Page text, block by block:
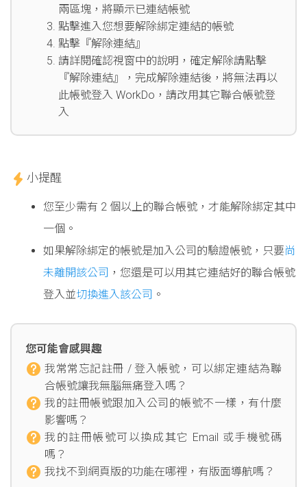
兩區塊，將顯示已連結帳號
點擊進入您想要解除綁定連結的帳號
點擊『解除連結』
請詳閱確認視窗中的說明，確定解除請點擊
『解除連結』，完成解除連結後，將無法再以
此帳號登入 WorkDo，請改用其它聯合帳號登
入
小提醒
您至少需有 2 個以上的聯合帳號，才能解除綁定其中
一個。
如果解除綁定的帳號是加入公司的驗證帳號，只要尚
未離開該公司 ，您還是可以用其它連結好的聯合帳號
登入並切換進入該公司 。
您可能會感興趣
我常常忘記註冊 / 登入帳號，可以綁定連結為聯
合帳號讓我無腦無痛登入嗎？
我的註冊帳號跟加入公司的帳號不一樣，有什麼
影響嗎？
我的註冊帳號可以換成其它 Email 或手機號碼
嗎？
我找不到網頁版的功能在哪裡，有版面導航嗎？